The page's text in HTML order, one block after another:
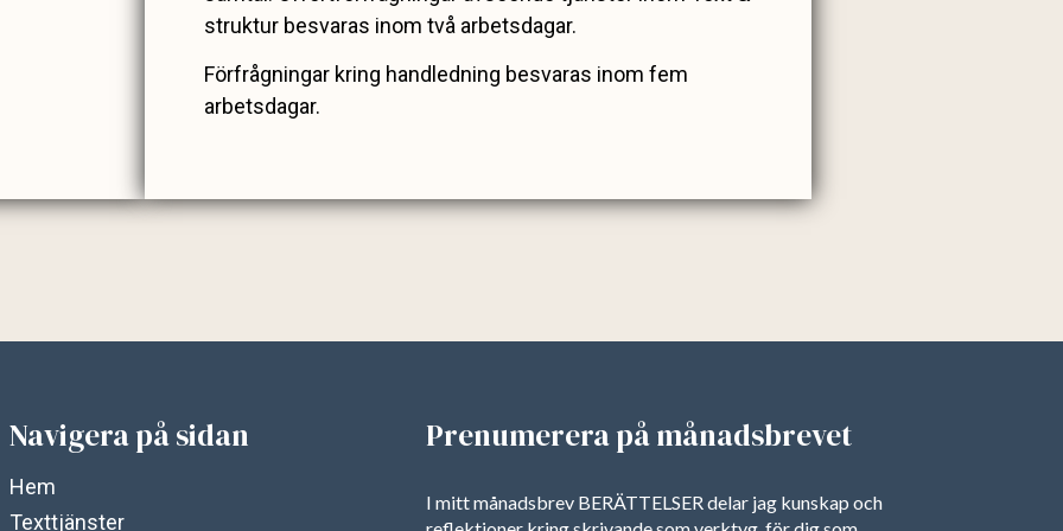
struktur besvaras inom två arbetsdagar.
Förfrågningar kring handledning besvaras inom fem
arbetsdagar.
Navigera på sidan
Hem
Texttjänster
Prenumerera på månadsbrevet
I mitt månadsbrev BERÄTTELSER delar jag kunskap och